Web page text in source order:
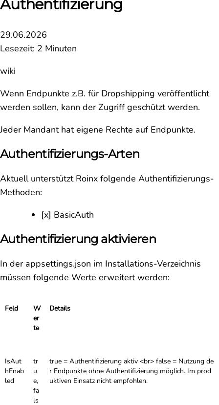
Authentifizierung
29.06.2026
Lesezeit: 2 Minuten
wiki
Wenn Endpunkte z.B. für Dropshipping veröffentlicht
werden sollen, kann der Zugriff geschützt werden.
Jeder Mandant hat eigene Rechte auf Endpunkte.
Authentifizierungs-Arten
Aktuell unterstützt Roinx folgende Authentifizierungs-
Methoden:
[x] BasicAuth
Authentifizierung aktivieren
In der appsettings.json im Installations-Verzeichnis
müssen folgende Werte erweitert werden:
Feld
W
er
te
Details
IsAut
hEnab
led
tr
u
e,
fa
ls
true = Authentifizierung aktiv <br> false = Nutzung de
r Endpunkte ohne Authentifizierung möglich. Im prod
uktiven Einsatz nicht empfohlen.